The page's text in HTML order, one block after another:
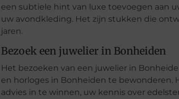
een subtiele hint van luxe toevoegen aan
uw avondkleding. Het zijn stukken die
jaren.
Bezoek een juwelier in Bonheiden
Het bezoeken van een juwelier in
en horloges in Bonheiden te bewonderen.
advies in te winnen, uw kennis over